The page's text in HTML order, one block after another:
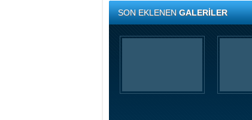
SON EKLENENGALERİLER